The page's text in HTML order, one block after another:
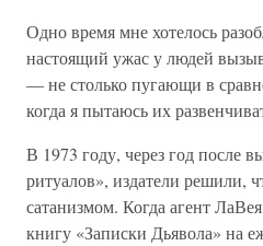
Одно время мне хотелось
настоящий ужас у людей
— не столько пугающи в
когда я пытаюсь их
В 1973 году, через год после
ритуалов», издатели решили,
сатанизмом. Когда агент
книгу «Записки Дьявола» на